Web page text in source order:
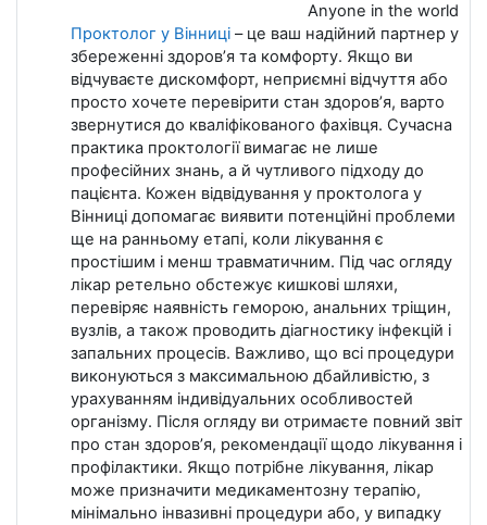
Anyone in the world
Проктолог у Вінниці – це ваш надійний партнер у
збереженні здоров’я та комфорту. Якщо ви
відчуваєте дискомфорт, неприємні відчуття або
просто хочете перевірити стан здоров’я, варто
звернутися до кваліфікованого фахівця. Сучасна
практика проктології вимагає не лише
професійних знань, а й чутливого підходу до
пацієнта. Кожен відвідування у проктолога у
Вінниці допомагає виявити потенційні проблеми
ще на ранньому етапі, коли лікування є
простішим і менш травматичним. Під час огляду
лікар ретельно обстежує кишкові шляхи,
перевіряє наявність геморою, анальних тріщин,
вузлів, а також проводить діагностику інфекцій і
запальних процесів. Важливо, що всі процедури
виконуються з максимальною дбайливістю, з
урахуванням індивідуальних особливостей
організму. Після огляду ви отримаєте повний звіт
про стан здоров’я, рекомендації щодо лікування і
профілактики. Якщо потрібне лікування, лікар
може призначити медикаментозну терапію,
мінімально інвазивні процедури або, у випадку